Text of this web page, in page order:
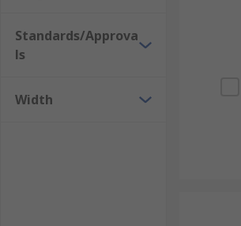
Standards/Approva
ls
Width